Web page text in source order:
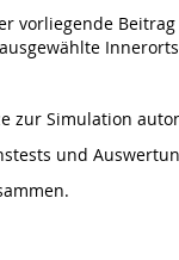
vorliegende
Simulation
und